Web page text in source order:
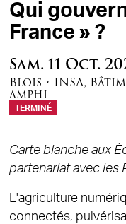
Qui
France » ?
Sam. 11 Oct.
Blois • INSA,
amphi
TERMINÉ
Carte blanche aux
partenariat avec les
L'agriculture
connectés,